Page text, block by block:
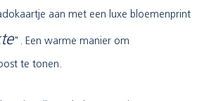
aan met een luxe bloemenprint
". Een warme manier om
te tonen.